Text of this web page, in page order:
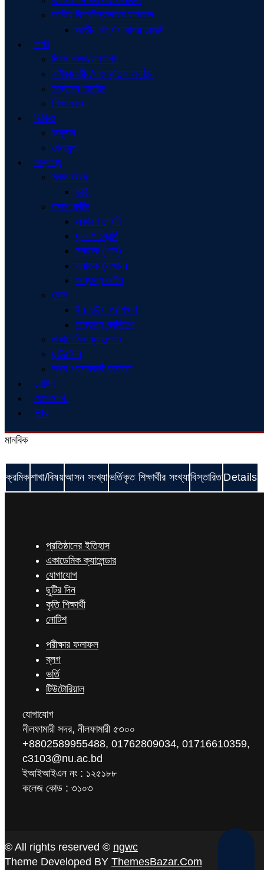
জাতীয় বিশ্ববিদ্যালয়ের ফলাফল
জাতীয় বিশ্ববিদ্যালয় রেজাল্ট
ফটো
দিবস পালন/উদযাপন
ক্রীড়া/ধর্মীয়/সাংস্কৃতিক অনুষ্ঠান
অন্যান্য অনুষ্ঠান
শিক্ষাসফর
ভিডিও
অনুষ্ঠান
খেলাধুলা
অন্যান্য
সকল তথ্য
ভর্তি
ক্লাশ রুটিন
একাদশ শ্রেণি
দ্বাদশ শ্রেণি
স্নাতক (পাস)
স্নাতক (সম্মান)
অন্যান্য রুটিন
কোর্স
ইন হাউস প্রশিক্ষণ
অন্যান্য প্রশিক্ষণ
একাডেমিক ক্যালেন্ডার
ছুটির দিন
তথ্য প্রদানকারী কর্মকর্তা
নোটিশ
যোগাযোগ.
EN
মানবিক
ক্রমিকশাখা/বিষয়আসন সংখ্যাভর্তিকৃত শিক্ষার্থীর সংখ্যাবিস্তারিতDetails
প্রতিষ্ঠানের ইতিহাস
একাডেমিক ক্যালেন্ডার
যোগাযোগ
ছুটির দিন
কৃতি শিক্ষার্থী
নোটিশ
পরীক্ষার ফলাফল
ব্লগ
ভর্তি
টিউটোরিয়াল
যোগাযোগ
নীলফামারী সদর, নীলফামারী ৫৩০০
+8802589955488, 01762809034, 01716610359,
c3103@nu.ac.bd
ইআইআইএন নং : ১২৫১৮৮
কলেজ কোড : ৩১০৩
© All rights reserved © ngwc
Theme Developed BY ThemesBazar.Com